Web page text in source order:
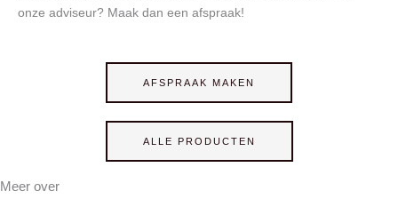
onze adviseur? Maak dan een afspraak!
AFSPRAAK MAKEN
ALLE PRODUCTEN
Meer over